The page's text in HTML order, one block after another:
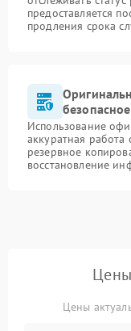
предоставляется
продления срока
Использование
аккуратная
резервное
восстановление
Цены